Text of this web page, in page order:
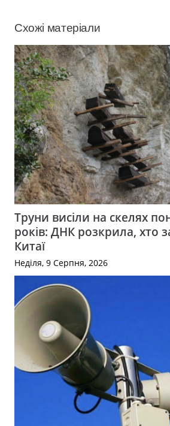
Схожі матеріали
Труни висіли на скелях
років: ДНК розкрила, хто
Китаї
Неділя, 9 Серпня, 2026